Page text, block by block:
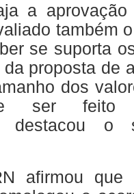
a
também
se suporta
proposta de
dos
ser feito
destacou o
afirmou que